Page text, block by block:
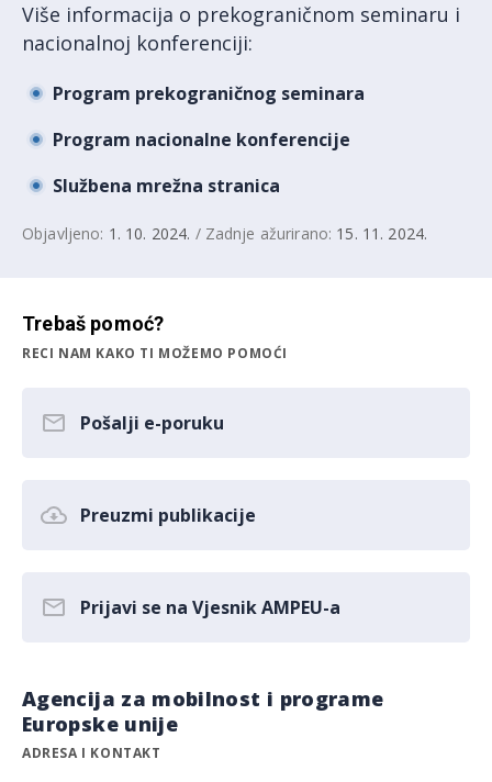
Više informacija o prekograničnom seminaru i
nacionalnoj konferenciji:
Program prekograničnog seminara
Program nacionalne konferencije
Službena mrežna stranica
Objavljeno: 1. 10. 2024. / Zadnje ažurirano: 15. 11. 2024.
Trebaš pomoć?
RECI NAM KAKO TI MOŽEMO POMOĆI
Pošalji e-poruku
Preuzmi publikacije
Prijavi se na Vjesnik AMPEU-a
Agencija za mobilnost i programe
Europske unije
ADRESA I KONTAKT